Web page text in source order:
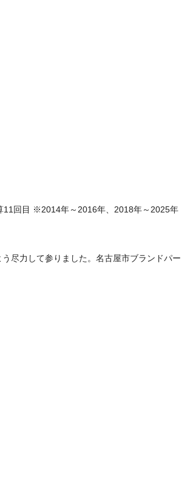
11回目 ※2014年～2016年、2018年～2025年
尽力して参りました。名古屋市ブランドパー